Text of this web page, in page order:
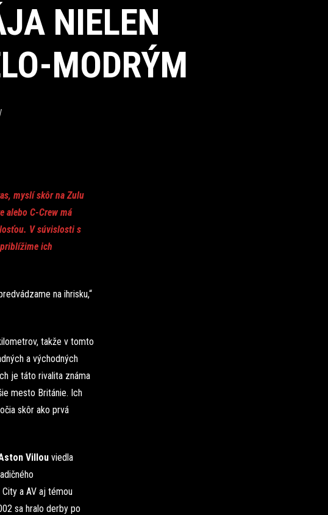
NIELEN
MODRÝM
myslí skôr na Zulu
alebo C-Crew má
V súvislosti s
ich
na ihrisku,“
takže v tomto
a východných
je táto rivalita známa
mesto Británie. Ich
skôr ako prvá
Villouviedla
a AV aj témou
sa hralo derby po